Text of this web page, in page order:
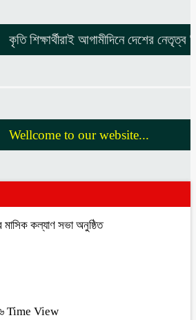
কৃতি শিক্ষার্থীরাই আগামীদিনে দেশের নেতৃত্ব
Wellcome to our website...
মাসিক কল্যাণ সভা অনুষ্ঠিত
Time View